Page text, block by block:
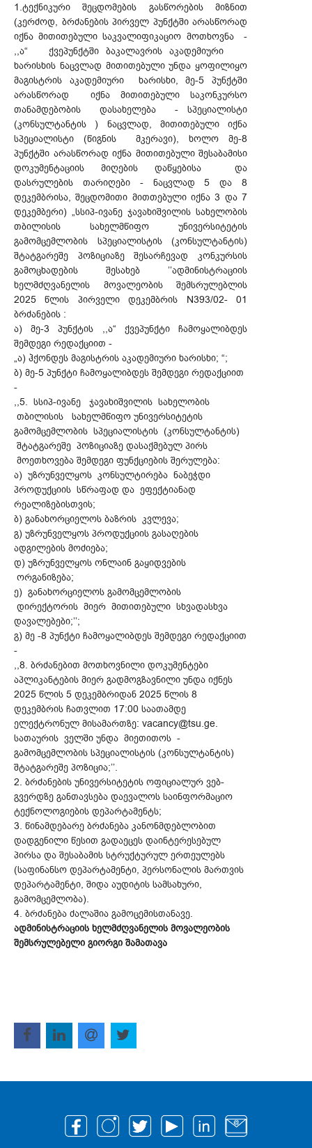
1.ტექნიკური შეცდომების გასწორების მიზნით
(კერძოდ, ბრძანების პირველ პუნქტში არასწორად
იქნა მითითებული საკვალიფიკაციო მოთხოვნა -
,,ა“ ქვეპუნქტში ბაკალავრის აკადემიური
ხარისხის ნაცვლად მითითებული უნდა ყოფილიყო
მაგისტრის აკადემიური ხარისხი, მე-5 პუნქტში
არასწორად იქნა მითითებული საკონკურსო
თანამდებობის დასახელება - სპეციალისტი
(კონსულტანტის ) ნაცვლად, მითითებული იქნა
სპეციალისტი (წიგნის მკერავი), ხოლო მე-8
პუნქტში არასწორად იქნა მითითებული შესაბამისი
დოკუმენტაციის მიღების დაწყებისა და
დასრულების თარიღები - ნაცვლად 5 და 8
დეკემბრისა, შეცდომითი მითთებული იქნა 3 და 7
დეკემბერი) „სსიპ-ივანე ჯავახიშვილის სახელობის
თბილისის სახელმწიფო უნივერსიტეტის
გამომცემლობის სპეციალისტის (კონსულტანტის)
შტატგარეშე პოზიციაზე შესარჩევად კონკურსის
გამოცხადების შესახებ ’’ადმინისტრაციის
ხელმძღვანელის მოვალეობის შემსრულებლის
2025 წლის პირველი დეკემბრის N393/02- 01
ბრძანების :
ა) მე-3 პუნქტის ,,ა“ ქვეპუნქტი ჩამოყალიბდეს
შემდეგი რედაქციით -
„ა) ჰქონდეს მაგისტრის აკადემიური ხარისხი; “;
ბ) მე-5 პუნქტი ჩამოყალიბდეს შემდეგი რედაქციით
-
,,5. სსიპ-ივანე ჯავახიშვილის სახელობის
თბილისის სახელმწიფო უნივერსიტეტის
გამომცემლობის სპეციალისტის (კონსულტანტის)
შტატგარეშე პოზიციაზე დასაქმებულ პირს
მოეთხოვება შემდეგი ფუნქციების შერულება:
ა) უზრუნველყოს კონსულტირება ნაბეჭდი
პროდუქციის სწრაფად და ეფექტიანად
რეალიზებისთვის;
ბ) განახორციელოს ბაზრის კვლევა;
გ) უზრუნველყოს პროდუქციის გასაღების
ადგილების მოძიება;
დ) უზრუნველყოს ონლაინ გაყიდვების
ორგანიზება;
ე) განახორციელოს გამომცემლობის
დირექტორის მიერ მითითებული სხვადასხვა
დავალებები;’’;
გ) მე -8 პუნქტი ჩამოყალიბდეს შემდეგი რედაქციით
-
,,8. ბრძანებით მოთხოვნილი დოკუმენტები
აპლიკანტების მიერ გადმოგზავნილი უნდა იქნეს
2025 წლის 5 დეკემბრიდან 2025 წლის 8
დეკემბრის ჩათვლით 17:00 საათამდე
ელექტრონულ მისამართზე: vacancy@tsu.ge.
სათაურის ველში უნდა მიეთითოს -
გამომცემლობის სპეციალისტის (კონსულტანტის)
შტატგარეშე პოზიცია;’’.
2. ბრძანების უნივერსიტეტის ოფიციალურ ვებ-
გვერდზე განთავსება დაევალოს საინფორმაციო
ტექნოლოგიების დეპარტამენტს;
3. წინამდებარე ბრძანება კანონმდებლობით
დადგენილი წესით გადაეცეს დაინტერესებულ
პირსა და შესაბამის სტრუქტურულ ერთეულებს
(საფინანსო დეპარტამენტი, პერსონალის მართვის
დეპარტამენტი, შიდა აუდიტის სამსახური,
გამომცემლობა).
4. ბრძანება ძალაშია გამოცემისთანავე.
ადმინისტრაციის ხელმძღვანელის მოვალეობის
შემსრულებელი გიორგი შამათავა